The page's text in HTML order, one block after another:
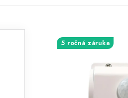
5 ročná záruka